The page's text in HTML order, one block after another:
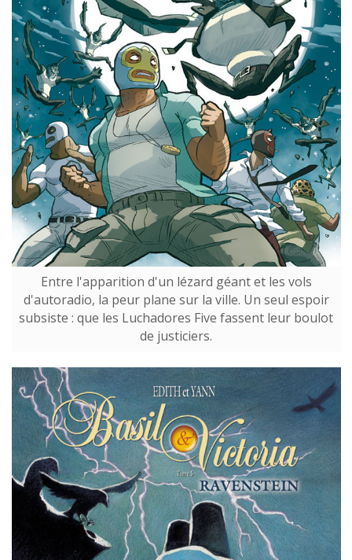
Entre l'apparition d'un lézard géant et les vols
d'autoradio, la peur plane sur la ville. Un seul espoir
subsiste : que les Luchadores Five fassent leur boulot
de justiciers.